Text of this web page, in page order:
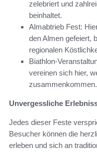
zelebriert und
beinhaltet.
Almabtrieb Fest:
den Almen gefeiert,
regionalen
Biathlon-
vereinen sich hier,
zusammenkommen.
Unvergessliche
Jedes dieser Feste
Besucher können die
erleben und sich an